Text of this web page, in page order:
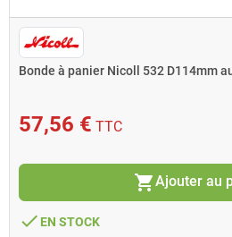
Bonde à panier Nicoll 532 D114mm
57,56 € TTC
shopping_cartAjouter au
done EN STOCK